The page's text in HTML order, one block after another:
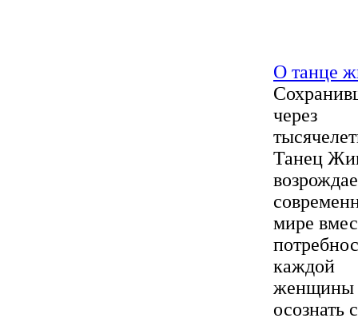
О танце
через
Танец
мире
каждой
женщины
осознать